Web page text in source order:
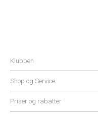
Klubben
Shop og Service
Priser og rabatter